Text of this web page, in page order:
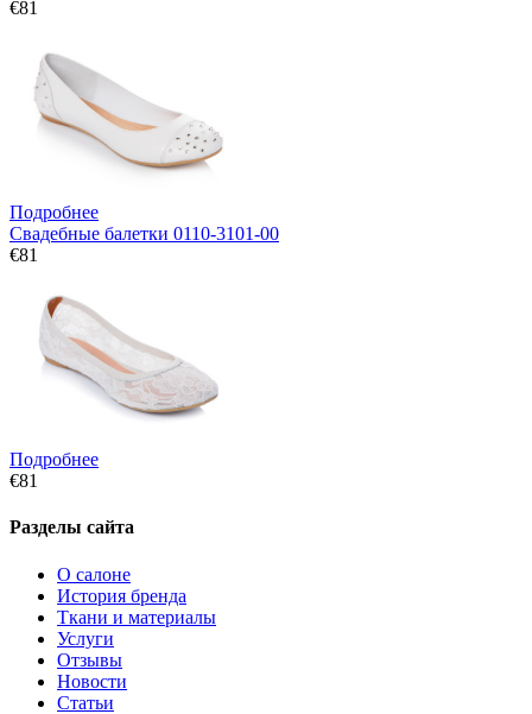
€81
Подробнее
Свадебные балетки 0110-3101-00
€81
Подробнее
€81
Разделы сайта
О салоне
История бренда
Ткани и материалы
Услуги
Отзывы
Новости
Статьи